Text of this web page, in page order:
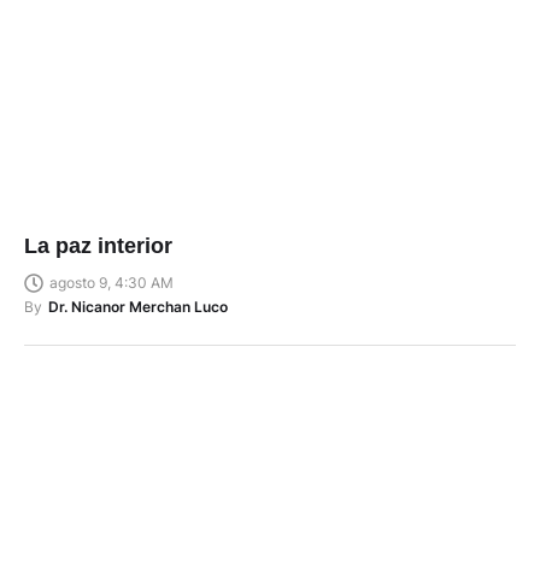
La paz interior
agosto 9, 4:30 AM
By Dr. Nicanor Merchan Luco